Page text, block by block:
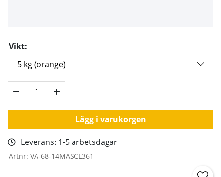
Vikt:
Lägg i varukorgen
Leverans: 1-5 arbetsdagar
Artnr: VA-68-14MASCL361